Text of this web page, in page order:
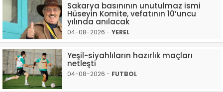
Sakarya basınının unutulmaz ismi
Hüseyin Komite, vefatının 10’uncu
yılında anılacak
04-08-2026 - YEREL
Yeşil-siyahlıların hazırlık maçları
netleşti
04-08-2026 - FUTBOL